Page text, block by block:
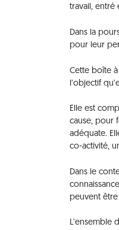
travail, entré
Dans la
pour leur
Cette boîte
l’objectif
Elle est
cause, pour
adéquate.
co-activité,
Dans le
peuvent être
L’ensemble